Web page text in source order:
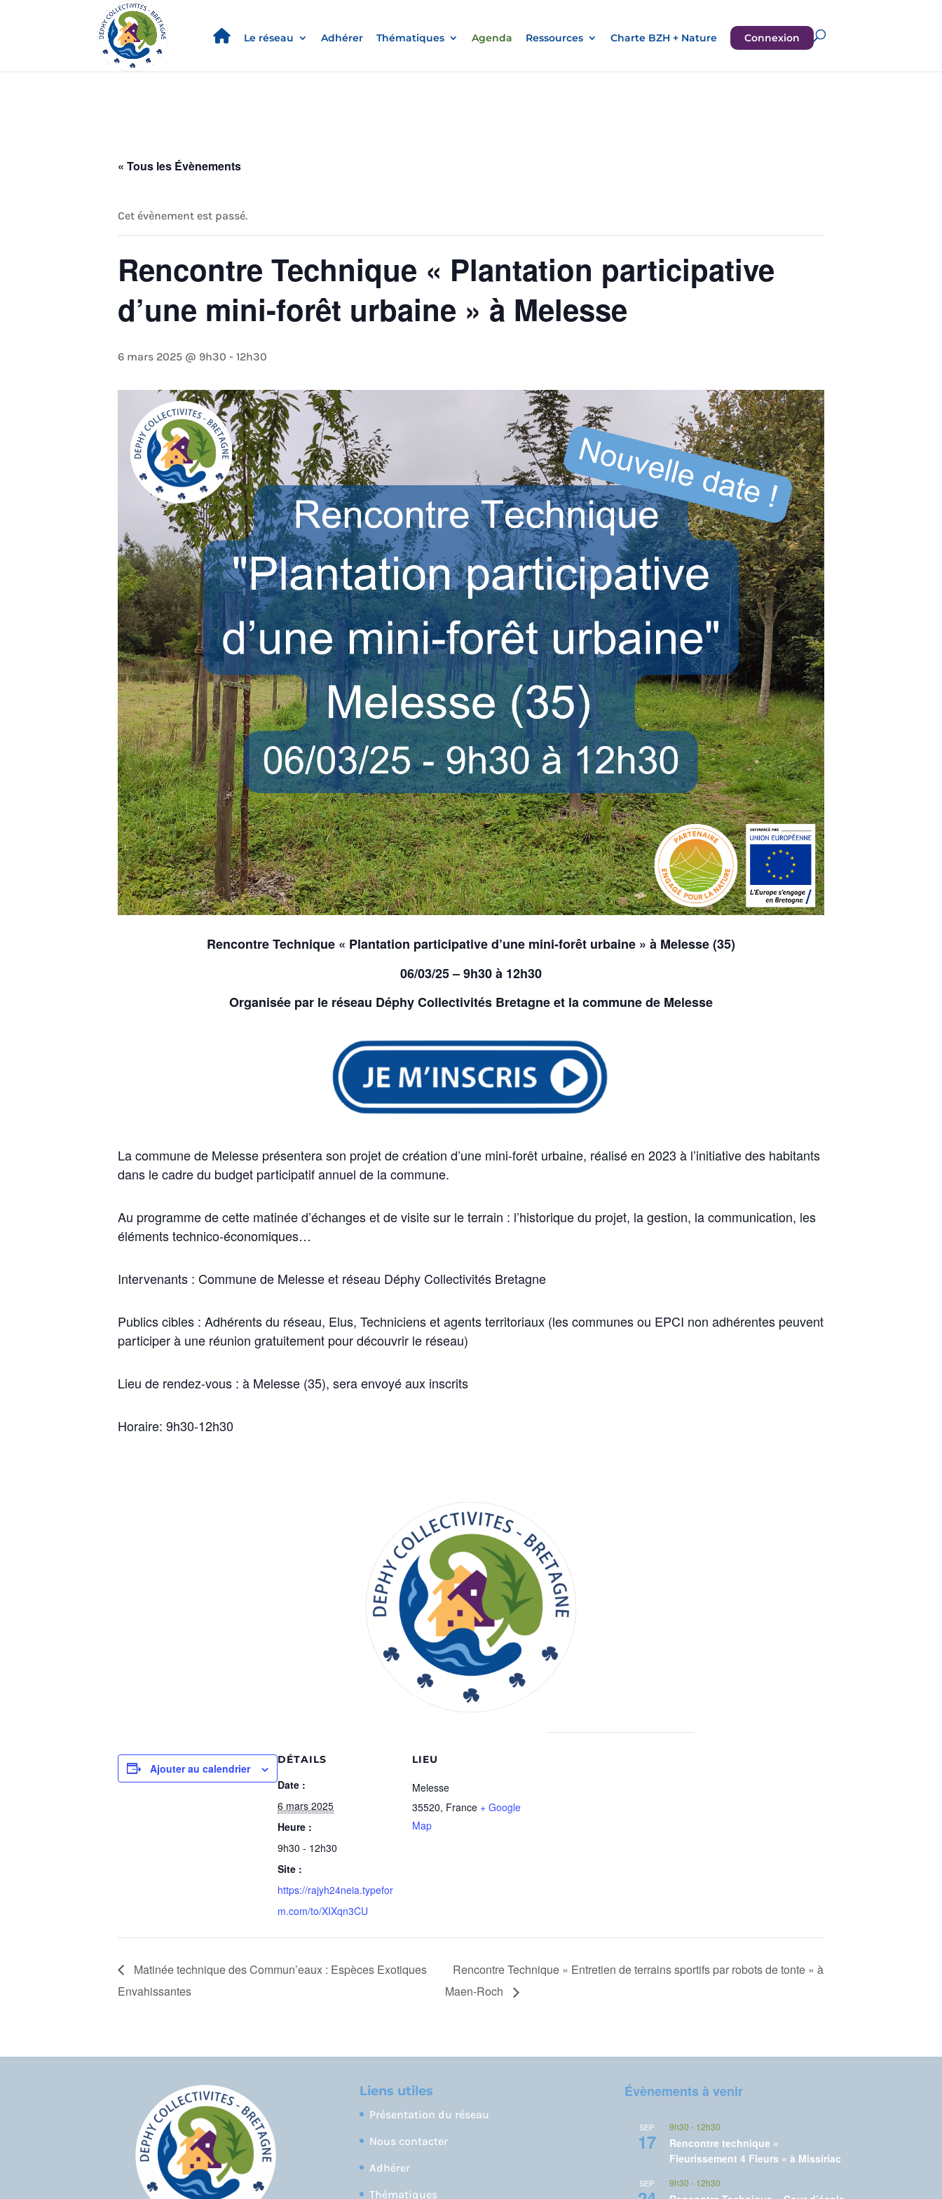
Le réseau Adhérer Thématiques Agenda Ressources Charte BZH + Nature Connexion
« Tous les Évènements
Cet évènement est passé.
Rencontre Technique « Plantation participative
d’une mini-forêt urbaine » à Melesse
6 mars 2025 @ 9h30 - 12h30
Rencontre Technique « Plantation participative d’une mini-forêt urbaine » à Melesse (35)
06/03/25 – 9h30 à 12h30
Organisée par le réseau Déphy Collectivités Bretagne et la commune de Melesse
La commune de Melesse présentera son projet de création d’une mini-forêt urbaine, réalisé en 2023 à l’initiative des habitants
dans le cadre du budget participatif annuel de la commune.
Au programme de cette matinée d’échanges et de visite sur le terrain : l’historique du projet, la gestion, la communication, les
éléments technico-économiques…
Intervenants : Commune de Melesse et réseau Déphy Collectivités Bretagne
Publics cibles : Adhérents du réseau, Elus, Techniciens et agents territoriaux (les communes ou EPCI non adhérentes peuvent
participer à une réunion gratuitement pour découvrir le réseau)
Lieu de rendez-vous : à Melesse (35), sera envoyé aux inscrits
Horaire: 9h30-12h30
Ajouter au calendrier
DÉTAILS
Date :
6 mars 2025
Heure :
9h30 - 12h30
Site :
https://rajyh24neia.typefor
m.com/to/XIXqn3CU
LIEU
Melesse
35520, France + Google
Map
Matinée technique des Commun’eaux : Espèces Exotiques
Envahissantes
Rencontre Technique « Entretien de terrains sportifs par robots de tonte » à
Maen-Roch
Liens utiles
Présentation du réseau
Nous contacter
Adhérer
Thématiques
Évènements à venir
SEP
17
9h30 - 12h30
Rencontre technique «
Fleurissement 4 Fleurs » à Missiriac
SEP 9h30 - 12h30